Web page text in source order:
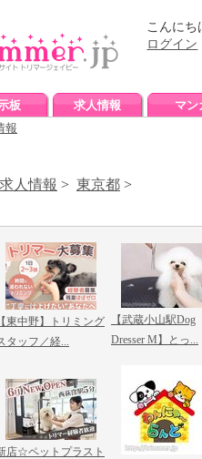
こんにち
ログイン
板 求人情報 マン
報
人情報 > 東京都 >
【東中野】トリミング
タッフ／経...
【武蔵小山駅Dog
Dresser M】とっ...
店☆ペットプラスト